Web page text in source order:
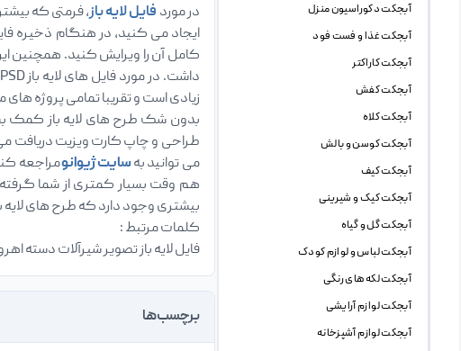
آبجکت دکوراسیون منزل
آبجکت غذا و فست فود
آبجکت کاراکتر
آبجکت کفش
آبجکت کلاه
آبجکت کوسن و بالش
آبجکت کیف
آبجکت کیک و شیرینی
آبجکت گل و گیاه
آبجکت لباس و لوازم کودک
آبجکت لکه های رنگی
آبجکت لوازم آرایشی
آبجکت لوازم آشپزخانه
در مورد فایل لایه باز، فرمتی که
کامل آن را ویرایش کنید. همچنین
زیادی است و تقریبا تمامی پروژه
بدون شک طرح های لایه باز کمک
طراحی و چاپ کارت ویزیت دریافت
می توانید بهسایت ژیوانومراجعه
هم وقت بسیار کمتری از شما
بیشتری وجود دارد که طرح های
کلمات مرتبط :
فایل لایه باز تصویر شیرآلات دسته
برچسب‌ها